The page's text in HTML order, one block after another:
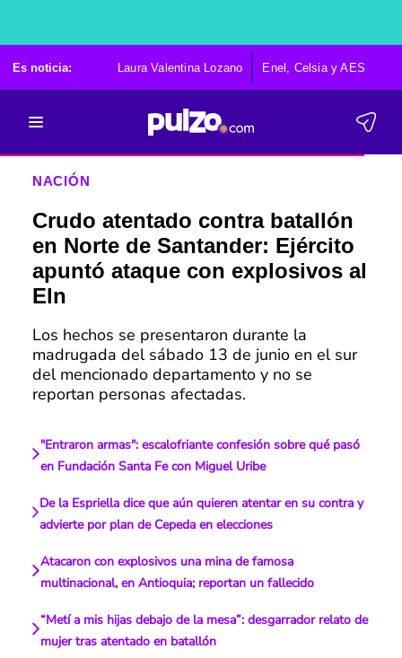
Es noticia: Laura Valentina Lozano Enel, Celsia y AES
NACIÓN
Crudo atentado contra batallón
en Norte de Santander: Ejército
apuntó ataque con explosivos al
Eln
Los hechos se presentaron durante la
madrugada del sábado 13 de junio en el sur
del mencionado departamento y no se
reportan personas afectadas.
"Entraron armas": escalofriante confesión sobre qué pasó
en Fundación Santa Fe con Miguel Uribe
De la Espriella dice que aún quieren atentar en su contra y
advierte por plan de Cepeda en elecciones
Atacaron con explosivos una mina de famosa
multinacional, en Antioquia; reportan un fallecido
“Metí a mis hijas debajo de la mesa”: desgarrador relato de
mujer tras atentado en batallón